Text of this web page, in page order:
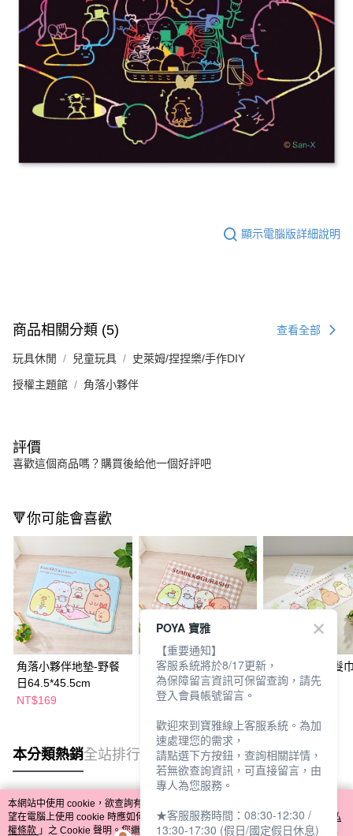
顯示電腦版詳細說明
商品相關分類 (5) 查看全部
玩具休閒 兒童玩具 史萊姆/捏捏樂/手作DIY
授權主題館 角落小夥伴
評價
喜歡這個商品嗎？購買後給他一個好評吧
🔻你可能會喜歡
角落小夥伴地墊-野餐
日64.5*45.5cm
NT$169
角落小夥伴地墊-小憩
片刻64.5*45.5cm
NT$169
角落小夥伴擦髮
式隨機
本分類熱銷全站排行
熱門標籤
本網站中使用 cookie，欲查詢有關本網站使用 cookie 方式之詳情，及若您不希
望在電腦上使用 cookie 時應如何變更電腦的 cookie 設定，請參閱本網站「
隱私
權條款 」之 Cookie 聲明。您繼續使用本網站即表示您同意本公司得按本網站使
POYA 寶雅
【重要通知】
客服系統將於8/17更新，
為保障留言資訊可保留查詢，請先
登入會員帳號留言。
歡迎來到寶雅線上客服系統。為加
速處理您的需求，
請點選下方按鈕，查詢相關詳情，
若無欲查詢資訊，可直接留言，由
專人為您服務。
★客服服務時間：08:30-12:30 /
13:30-17:30 (假日/國定假日休息)